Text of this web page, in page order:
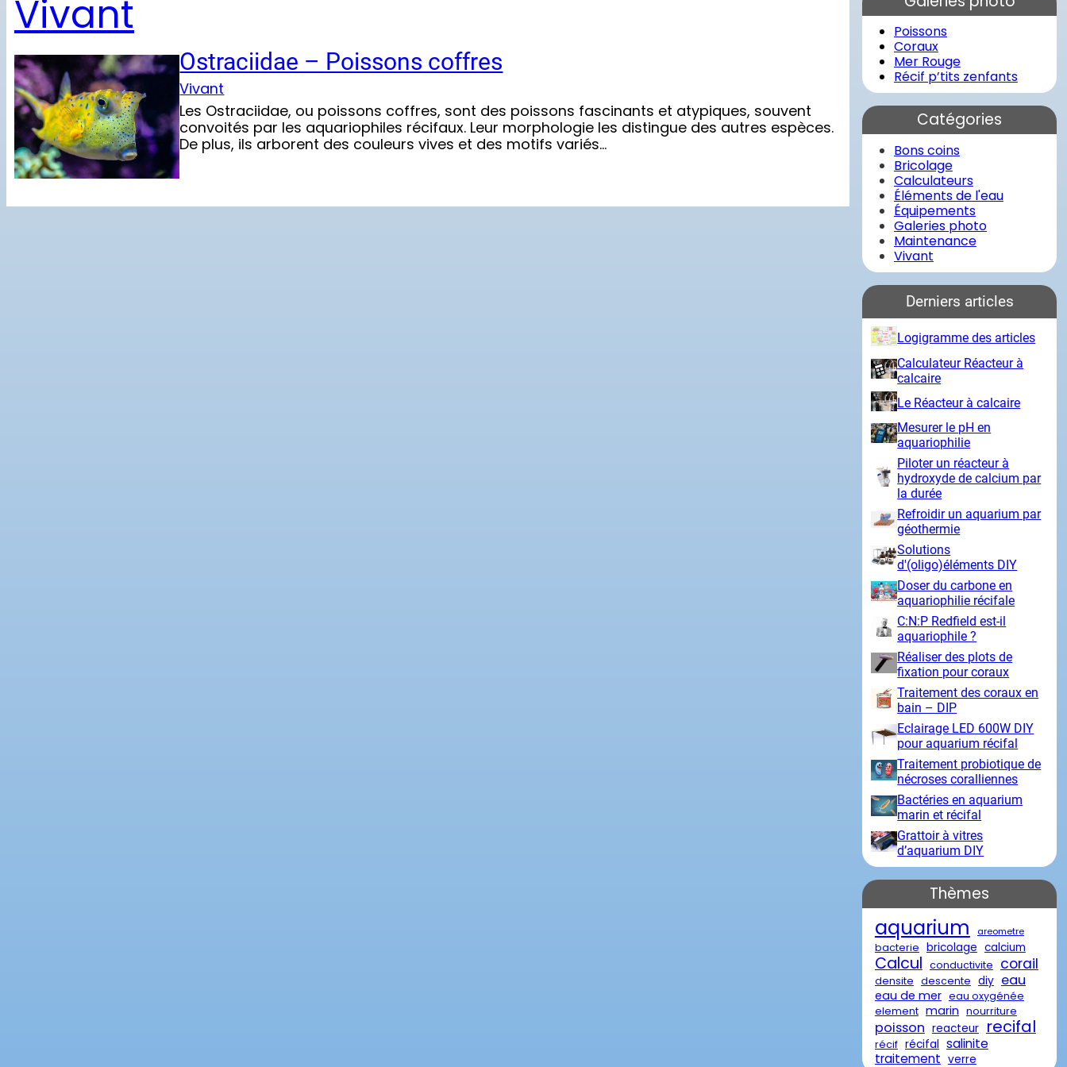
c
Vivant
Ostraciidae – Poissons coffres
Vivant
Les Ostraciidae, ou poissons coffres, sont des poissons fascinants et atypiques, souvent
convoités par les aquariophiles récifaux. Leur morphologie les distingue des autres espèces.
De plus, ils arborent des couleurs vives et des motifs variés…
Poissons
Coraux
Mer Rouge
Récif p’tits zenfants
Catégories
Bons coins
Bricolage
Calculateurs
Éléments de l'eau
Équipements
Galeries photo
Maintenance
Vivant
Derniers articles
Logigramme des articles
Calculateur Réacteur à
calcaire
Le Réacteur à calcaire
Mesurer le pH en
aquariophilie
Piloter un réacteur à
hydroxyde de calcium par
la durée
Refroidir un aquarium par
géothermie
Solutions
d'(oligo)éléments DIY
Doser du carbone en
aquariophilie récifale
C:N:P Redfield est-il
aquariophile ?
Réaliser des plots de
fixation pour coraux
Traitement des coraux en
bain – DIP
Eclairage LED 600W DIY
pour aquarium récifal
Traitement probiotique de
nécroses coralliennes
Bactéries en aquarium
marin et récifal
Grattoir à vitres
d’aquarium DIY
Thèmes
aquarium areometre
bacterie bricolage calcium
Calcul conductivite corail
densite descente diy eau
eau de mer eau oxygénée
element marin nourriture
poisson reacteur recifal
récif récifal salinite
traitement verre